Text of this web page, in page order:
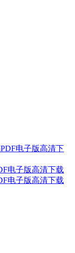
电子版高清下载
电子版高清下载